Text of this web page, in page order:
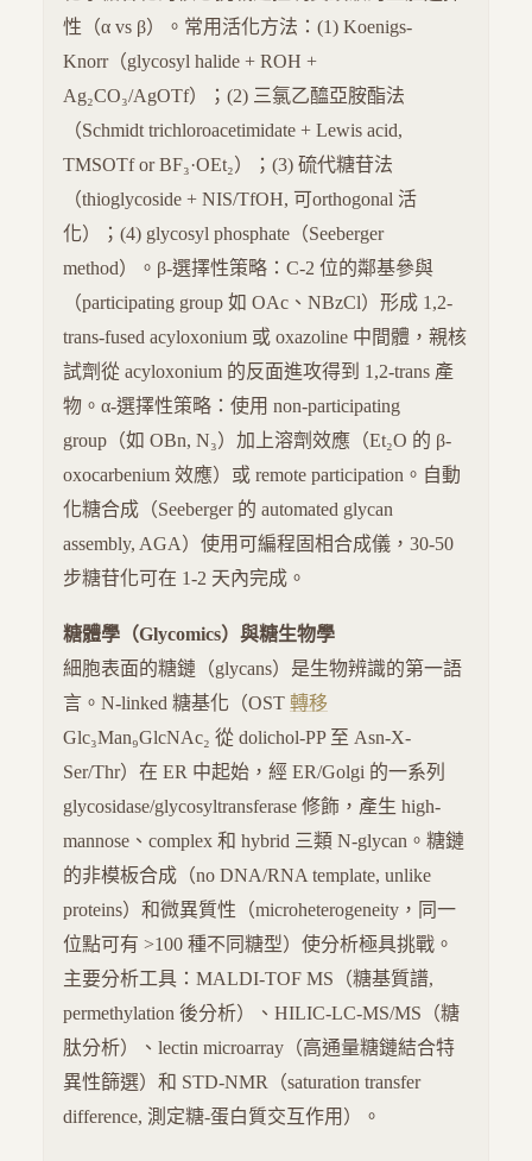
性（α vs β）。常用活化方法：(1) Koenigs-
Knorr（glycosyl halide + ROH +
Ag₂CO₃/AgOTf）；(2) 三氯乙醯亞胺酯法
（Schmidt trichloroacetimidate + Lewis acid,
TMSOTf or BF₃·OEt₂）；(3) 硫代糖苷法
（thioglycoside + NIS/TfOH, 可orthogonal 活
化）；(4) glycosyl phosphate（Seeberger
method）。β-選擇性策略：C-2 位的鄰基參與
（participating group 如 OAc、NBzCl）形成 1,2-
trans-fused acyloxonium 或 oxazoline 中間體，親核
試劑從 acyloxonium 的反面進攻得到 1,2-trans 產
物。α-選擇性策略：使用 non-participating
group（如 OBn, N₃）加上溶劑效應（Et₂O 的 β-
oxocarbenium 效應）或 remote participation。自動
化糖合成（Seeberger 的 automated glycan
assembly, AGA）使用可編程固相合成儀，30-50
步糖苷化可在 1-2 天內完成。
糖體學（Glycomics）與糖生物學
細胞表面的糖鏈（glycans）是生物辨識的第一語
言。N-linked 糖基化（OST 轉移
Glc₃Man₉GlcNAc₂ 從 dolichol-PP 至 Asn-X-
Ser/Thr）在 ER 中起始，經 ER/Golgi 的一系列
glycosidase/glycosyltransferase 修飾，產生 high-
mannose、complex 和 hybrid 三類 N-glycan。糖鏈
的非模板合成（no DNA/RNA template, unlike
proteins）和微異質性（microheterogeneity，同一
位點可有 >100 種不同糖型）使分析極具挑戰。
主要分析工具：MALDI-TOF MS（糖基質譜,
permethylation 後分析）、HILIC-LC-MS/MS（糖
肽分析）、lectin microarray（高通量糖鏈結合特
異性篩選）和 STD-NMR（saturation transfer
difference, 測定糖-蛋白質交互作用）。